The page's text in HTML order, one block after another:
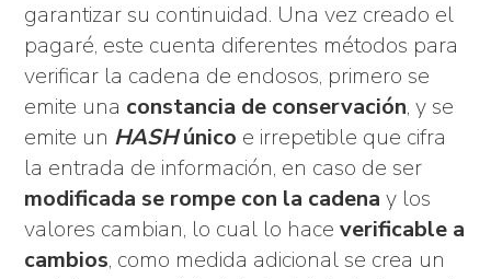
garantizar su continuidad. Una vez creado el
pagaré, este cuenta diferentes métodos para
verificar la cadena de endosos, primero se
emite una constancia de conservación, y se
emite un HASHúnico e irrepetible que cifra
la entrada de información, en caso de ser
modificada se rompe con la cadena y los
valores cambian, lo cual lo haceverificable a
cambios, como medida adicional se crea un